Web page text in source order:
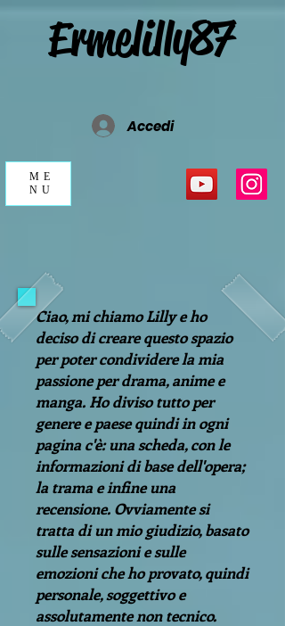
Ermelilly87
Accedi
ME
NU
Ciao, mi chiamo Lilly e ho
deciso di creare questo spazio
per poter condividere la mia
passione per drama, anime e
manga. Ho diviso tutto per
genere e paese quindi in ogni
pagina c'è: una scheda, con le
informazioni di base dell'opera;
la trama e infine una
recensione. Ovviamente si
tratta di un mio giudizio, basato
sulle sensazioni e sulle
emozioni che ho provato, quindi
personale, soggettivo e
assolutamente non tecnico.